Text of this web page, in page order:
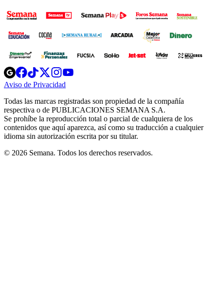
Opens
in
new
Opens
in
new
Opens
in
new
window
Opens
new
windowwindow
Aviso de Privacidad
new
window
Todas las marcas registradas son propiedad de la compañía
respectiva o de PUBLICACIONES SEMANA S.A.
Se prohíbe la reproducción total o parcial de cualquiera de los
contenidos que aquí aparezca, así como su traducción a cualquier
idioma sin autorización escrita por su titular.
© 2026 Semana. Todos los derechos reservados.